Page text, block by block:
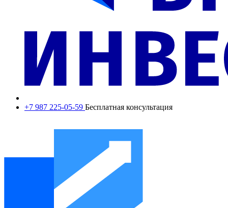
+7 987 225-05-59 Бесплатная консультация